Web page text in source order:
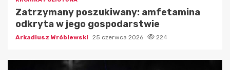
Zatrzymany poszukiwany: amfetamina
odkryta w jego gospodarstwie
Arkadiusz Wróblewski 25 czerwca 2026 224